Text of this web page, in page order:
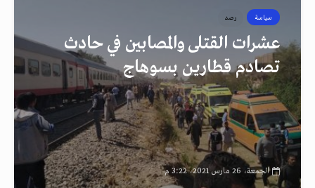
سياسة رصد
عشرات القتلى والمصابين في حادث
تصادم قطارين بسوهاج
الجمعة، 26 مارس 2021، 3:22 م